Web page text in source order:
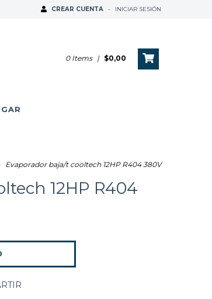
CREAR CUENTA - INICIAR SESIÓN
0 Items | $0,00
Evaporador baja/t cooltech 12HP R404 380V
12HP R404